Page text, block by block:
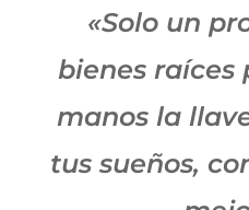
«Solo un
bienes raíces
manos la
tus sueños,